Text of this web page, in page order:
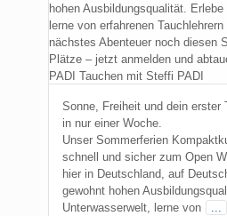
Sonne, Freiheit und dein erster
in nur einer Woche.
Unser Sommerferien
schnell und sicher zum Open
hier in Deutschland, auf
gewohnt hohen
Unterwasserwelt, lerne von
...